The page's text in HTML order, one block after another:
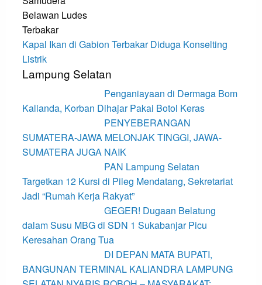
Kapal Ikan di Gabion Terbakar Diduga Konselting
Listrik
Lampung Selatan
Penganiayaan di Dermaga Bom
Kalianda, Korban Dihajar Pakai Botol Keras
PENYEBERANGAN
SUMATERA-JAWA MELONJAK TINGGI, JAWA-
SUMATERA JUGA NAIK
PAN Lampung Selatan
Targetkan 12 Kursi di Pileg Mendatang, Sekretariat
Jadi “Rumah Kerja Rakyat”
GEGER! Dugaan Belatung
dalam Susu MBG di SDN 1 Sukabanjar Picu
Keresahan Orang Tua
DI DEPAN MATA BUPATI,
BANGUNAN TERMINAL KALIANDRA LAMPUNG